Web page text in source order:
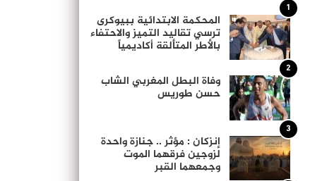
1
المحكمة الابتدائية ببيوكرى
ترسي تقاليد التميز والاحتفاء
بالأطر المتألقة أكاديمياً
2
وفاة البطل المغربي الشاب
حسن طوريس
3
إنزكان : مؤثر .. جنازة واحدة
لزوجين فرقهما الموت
وجمعهما القبر